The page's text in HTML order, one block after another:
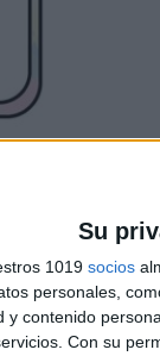
Su
1019 socios
personales,
y contenido
Con su